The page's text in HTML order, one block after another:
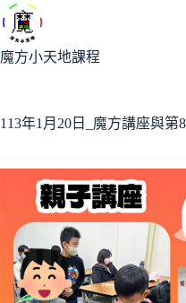
跳
至
主
容
魔方小天地課程
113年1月20日_魔方講座與